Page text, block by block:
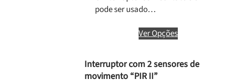
pode ser usado…
Ver Opções
Interruptor com 2 sensores de
movimento “PIR II”